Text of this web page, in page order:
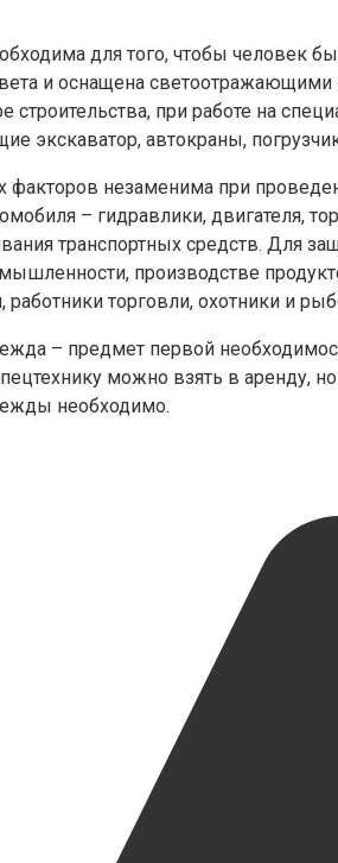
для того, чтобы
и оснащена
при работе на
экскаватор, автокраны,
незаменима при
– гидравлики, двигателя,
транспортных средств. Для
производстве
торговли, охотники и
– предмет первой
можно взять в аренду,
необходимо.